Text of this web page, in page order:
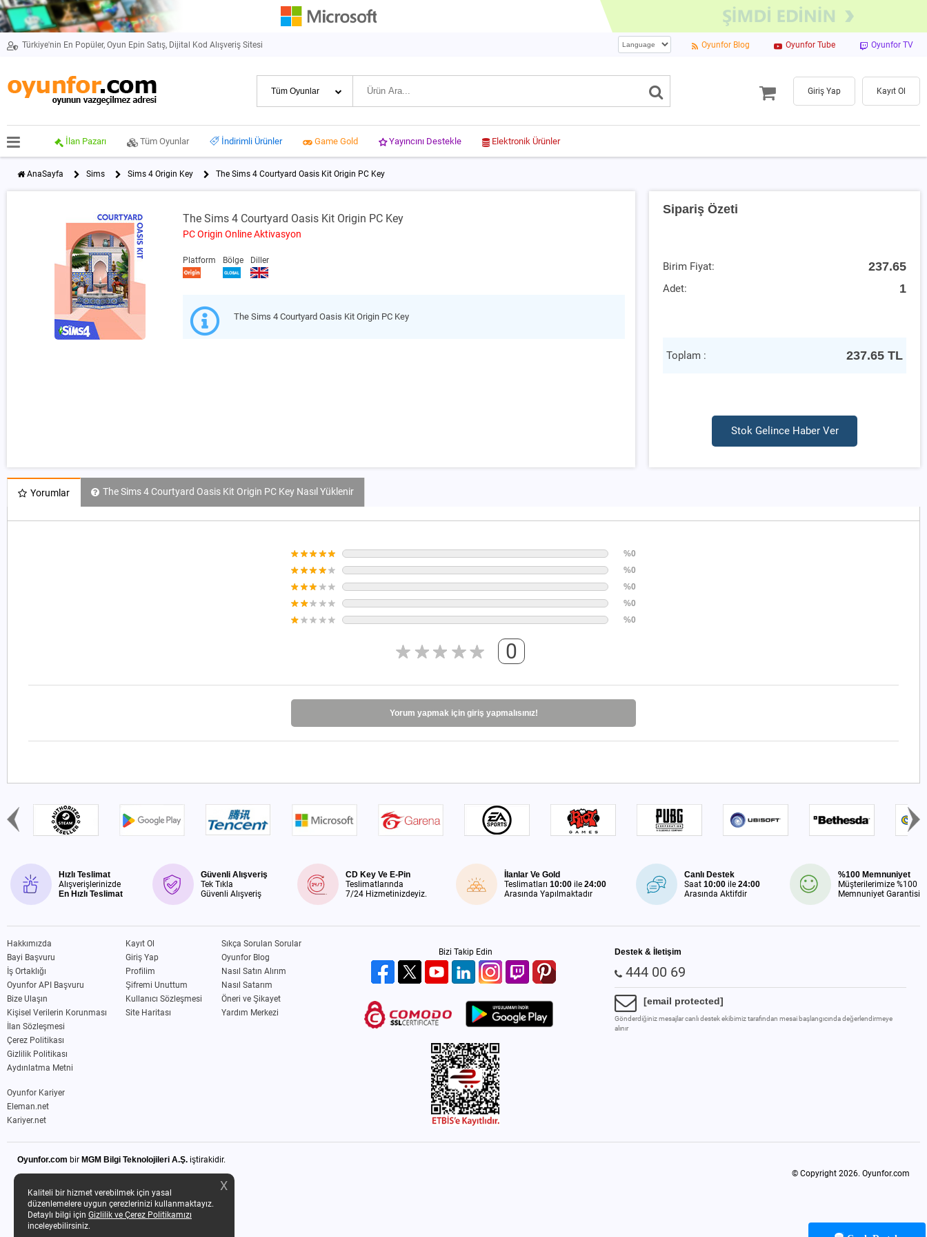
X
Kaliteli bir hizmet verebilmek için yasal
düzenlemelere uygun çerezlerinizi kullanmaktayız.
Detaylı bilgi için Gizlilik ve Çerez Politikamızı
inceleyebilirsiniz.
Türkiye'nin En Popüler, Oyun Epin Satış, Dijital Kod Alışveriş Sitesi Oyunfor Blog Oyunfor Tube Oyunfor TV
Giriş Yap Kayıt Ol
İlan Pazarı Tüm Oyunlar İndirimli Ürünler Game Gold Yayıncını Destekle Elektronik Ürünler
AnaSayfa Sims Sims 4 Origin Key The Sims 4 Courtyard Oasis Kit Origin PC Key
The Sims 4 Courtyard Oasis Kit Origin PC Key
PC Origin Online Aktivasyon
Platform Bölge Diller
The Sims 4 Courtyard Oasis Kit Origin PC Key
Sipariş Özeti
Birim Fiyat: 237.65
Adet: 1
Toplam : 237.65 TL
Stok Gelince Haber Ver
Yorumlar The Sims 4 Courtyard Oasis Kit Origin PC Key Nasıl Yüklenir
%0
%0
%0
%0
%0
0
Yorum yapmak için giriş yapmalısınız!
Hızlı Teslimat
Alışverişlerinizde
En Hızlı Teslimat
Güvenli Alışveriş
Tek Tıkla
Güvenli Alışveriş
CD Key Ve E-Pin
Teslimatlarında
7/24 Hizmetinizdeyiz.
İlanlar Ve Gold
Teslimatları10:00 ile24:00
Arasında Yapılmaktadır
Canlı Destek
Saat10:00 ile24:00
Arasında Aktifdir
%100 Memnuniyet
Müşterilerimize %100
Memnuniyet Garantisi
Hakkımızda
Bayi Başvuru
İş Ortaklığı
Oyunfor API Başvuru
Bize Ulaşın
Kişisel Verilerin Korunması
İlan Sözleşmesi
Çerez Politikası
Gizlilik Politikası
Aydınlatma Metni
Kayıt Ol
Giriş Yap
Profilim
Şifremi Unuttum
Kullanıcı Sözleşmesi
Site Haritası
Sıkça Sorulan Sorular
Oyunfor Blog
Nasıl Satın Alırım
Nasıl Satarım
Öneri ve Şikayet
Yardım Merkezi
Oyunfor Kariyer
Eleman.net
Kariyer.net
Bizi Takip Edin Destek & İletişim
444 00 69
[email protected]
Gönderdiğiniz mesajlar canlı destek ekibimiz tarafından mesai başlangıcında değerlendirmeye
alınır
Oyunfor.com bir MGM Bilgi Teknolojileri A.Ş. iştirakidir.
© Copyright 2026. Oyunfor.com